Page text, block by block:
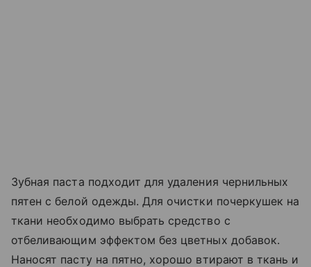
Зубная паста подходит для удаления чернильных
пятен с белой одежды. Для очистки почеркушек на
ткани необходимо выбрать средство с
отбеливающим эффектом без цветных добавок.
Наносят пасту на пятно, хорошо втирают в ткань и